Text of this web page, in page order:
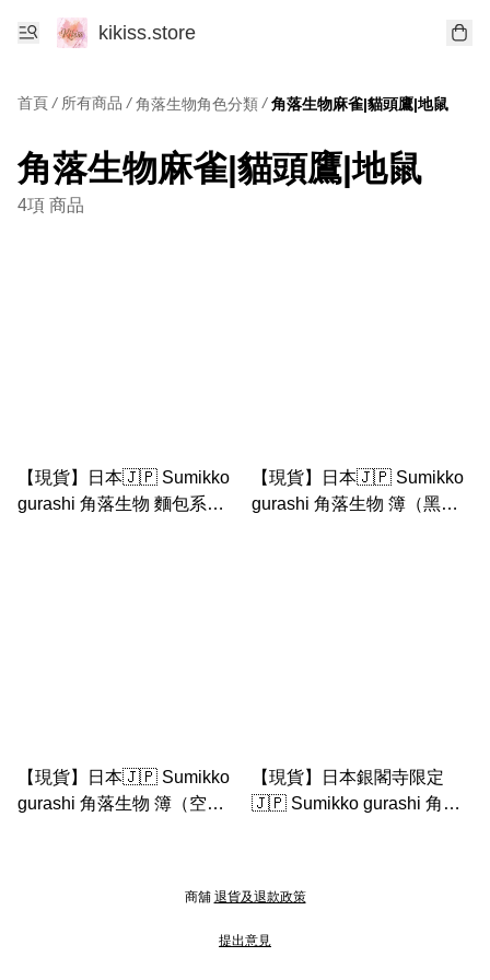
kikiss.store
首頁 / 所有商品 / 角落生物角色分類 / 角落生物麻雀|貓頭鷹|地鼠
角落生物麻雀|貓頭鷹|地鼠
4項 商品
【現貨】日本🇯🇵 Sumikko
gurashi 角落生物 麵包系列-
【現貨】日本🇯🇵 Sumikko
gurashi 角落生物 簿（黑色
【現貨】日本🇯🇵 Sumikko
gurashi 角落生物 簿（空白
【現貨】日本銀閣寺限定
🇯🇵 Sumikko gurashi 角落
商舖 退貨及退款政策
提出意見